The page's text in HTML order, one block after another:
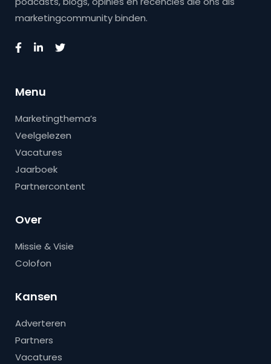
marketingcommunity binden.
Menu
Marketingthema’s
Veelgelezen
Vacatures
Jaarboek
Partnercontent
Over
Missie & Visie
Colofon
Kansen
Adverteren
Partners
Vacatures